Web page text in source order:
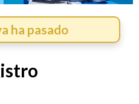
ha pasado